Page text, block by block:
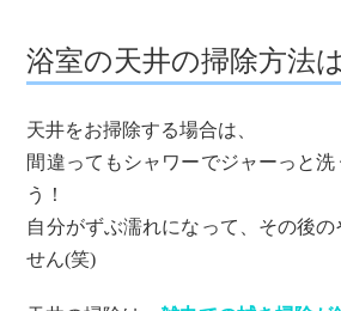
浴室の天井の掃除方法
天井をお掃除する場合は、
間違ってもシャワーでジャーっと洗
う！
自分がずぶ濡れになって、その後の
せん(笑)